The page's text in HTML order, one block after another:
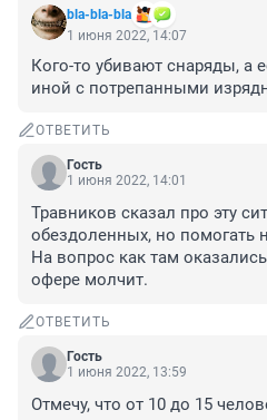
bla-bla-bla
1 июня 2022, 14:07
Кого-то убивают снаряды, а
иной с потрепанными
ОТВЕТИТЬ
Гость
1 июня 2022, 14:01
Травников сказал про эту
обездоленных, но помогать
На вопрос как там
офере молчит.
ОТВЕТИТЬ
Гость
1 июня 2022, 13:59
Отмечу, что от 10 до 15